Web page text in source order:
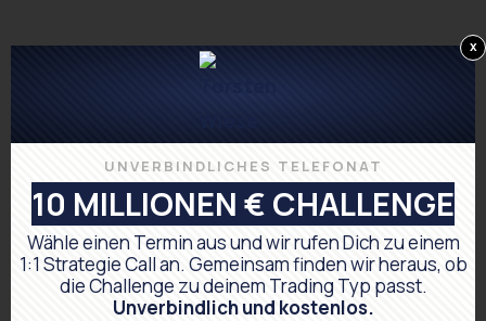
UNVERBINDLICHES TELEFONAT
10 MILLIONEN € CHALLENGE
Wähle einen Termin aus und wir rufen Dich zu einem
1:1 Strategie Callan. Gemeinsam finden wir heraus, ob
die Challenge zu deinem Trading Typ passt.
Unverbindlich und kostenlos.
x